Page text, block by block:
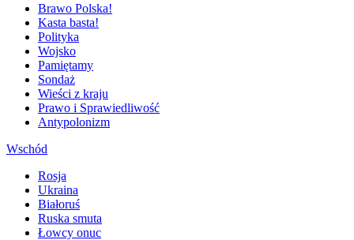
Brawo Polska!
Kasta basta!
Polityka
Wojsko
Pamiętamy
Sondaż
Wieści z kraju
Prawo i Sprawiedliwość
Antypolonizm
Wschód
Rosja
Ukraina
Białoruś
Ruska smuta
Łowcy onuc